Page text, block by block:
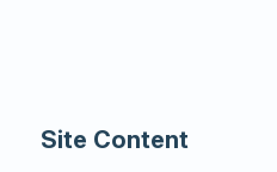
Site Content